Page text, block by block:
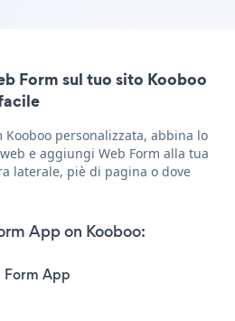
Form sul tuo sito Kooboo
Kooboo personalizzata, abbina lo
e aggiungi Web Form alla tua
laterale, piè di pagina o dove
App on Kooboo:
Form App